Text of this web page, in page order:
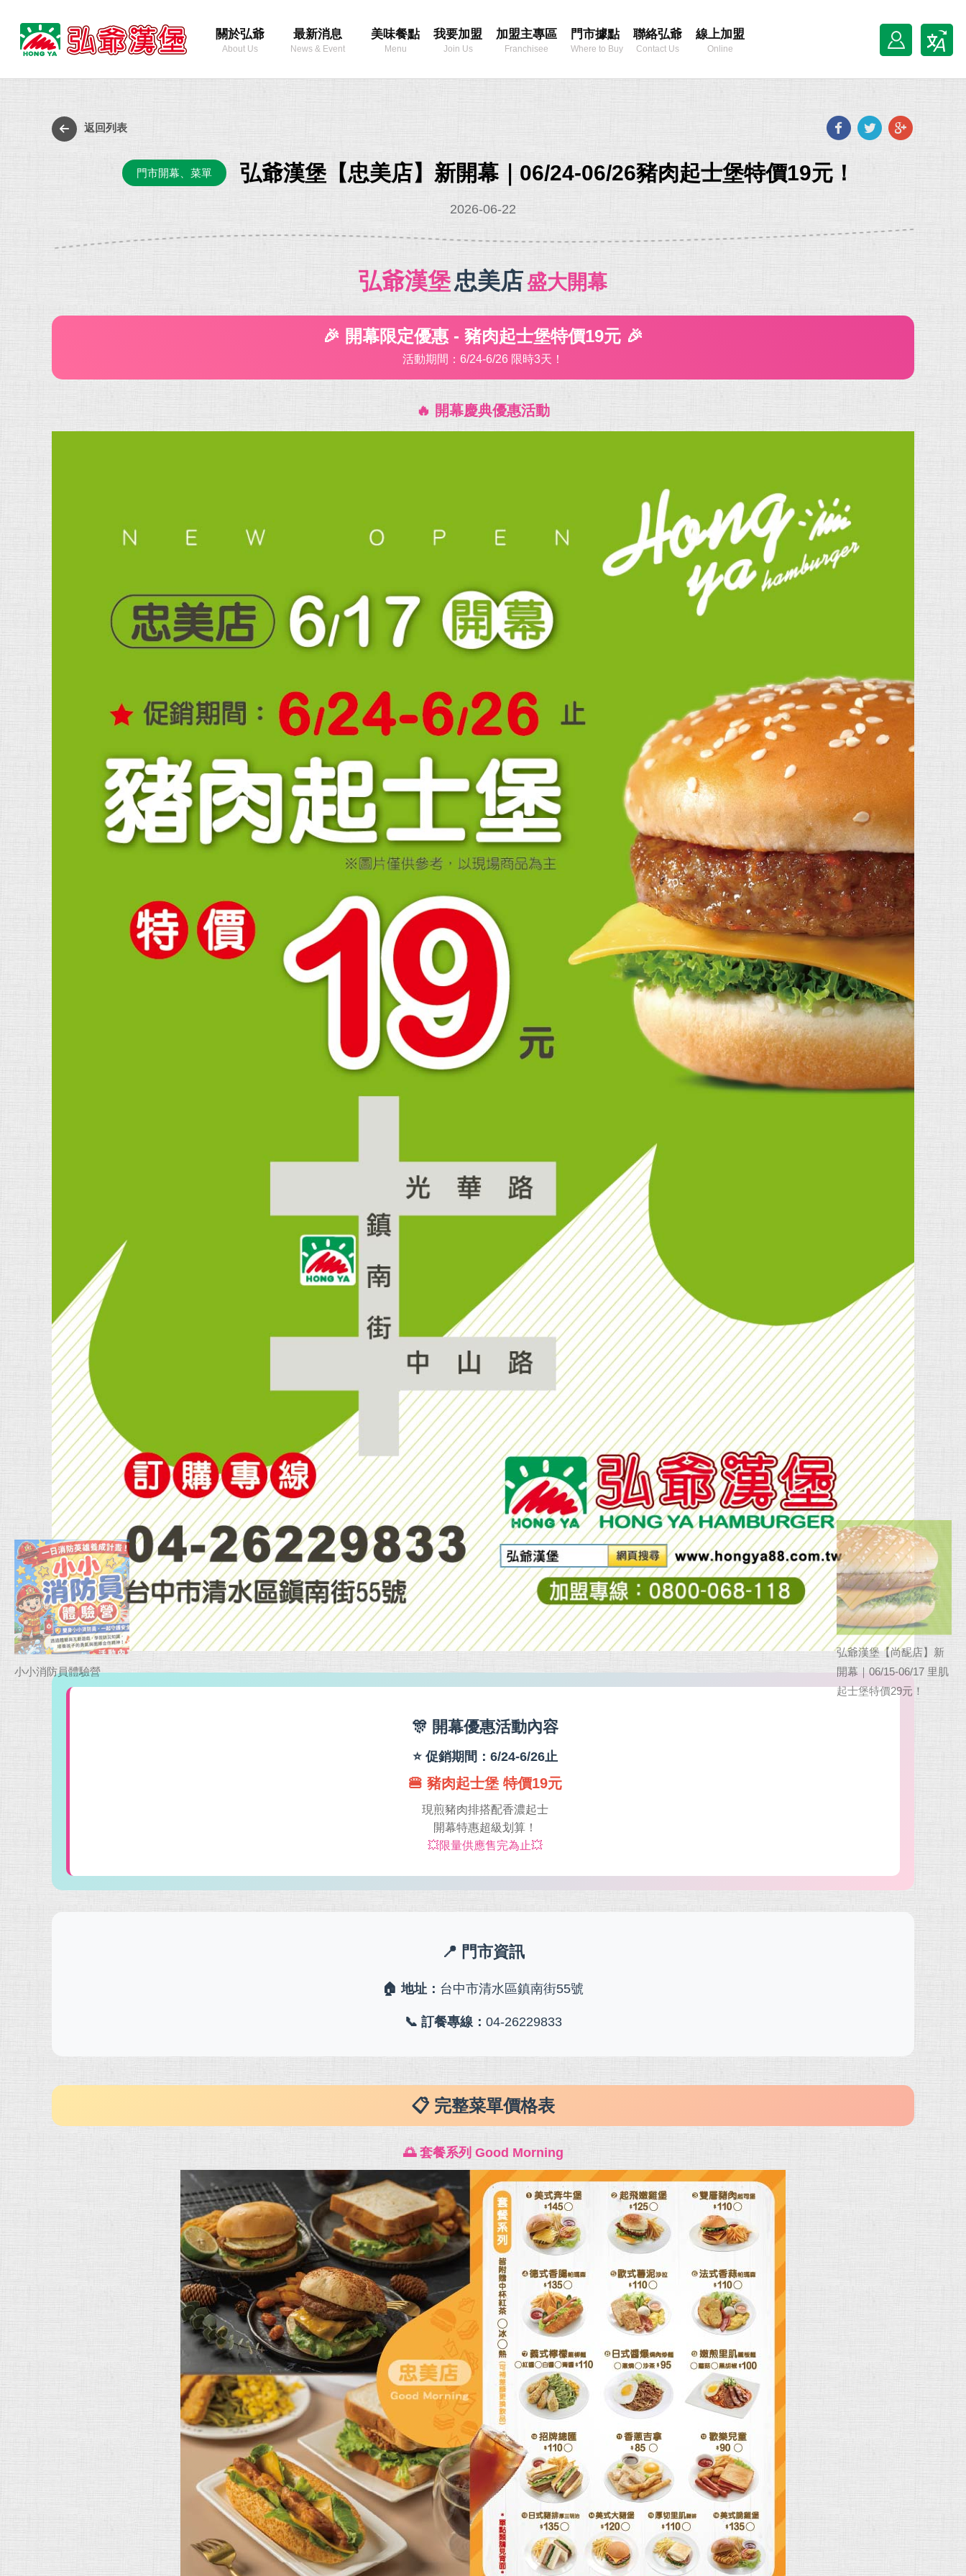
弘
爺
關於弘爺
About Us
最新消息
News & Event
美味餐點
Menu
我要加盟
Join Us
加盟主專區
Franchisee
門市據點
Where to Buy
聯絡弘爺
Contact Us
線上加盟
Online
小小消防員體驗營
弘爺漢堡【尚馜店】新
開幕｜06/15-06/17 里肌
起士堡特價29元！
返回列表 Facebook
Twitter
門市開幕、菜單 弘爺漢堡【忠美店】新開幕｜06/24-06/26豬肉起士堡特價19元！
2026-06-22
弘爺漢堡忠美店盛大開幕
🎉 開幕限定優惠 - 豬肉起士堡特價19元 🎉
活動期間：6/24-6/26 限時3天！
🔥 開幕慶典優惠活動
🎊 開幕優惠活動內容
⭐ 促銷期間：6/24-6/26止
🍔 豬肉起士堡 特價19元
現煎豬肉排搭配香濃起士
開幕特惠超級划算！
💥限量供應售完為止💥
📍 門市資訊
🏠 地址： 台中市清水區鎮南街55號
📞 訂餐專線： 04-26229833
📋 完整菜單價格表
🌅 套餐系列 Good Morning